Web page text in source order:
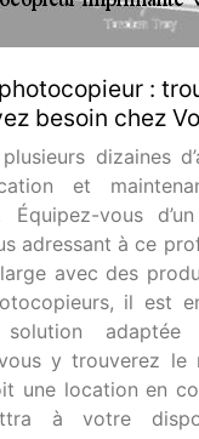
:
besoin chez
dizaines
et
Équipez-vous
adressant à ce
avec des
il est
y trouverez le
une location en
à votre